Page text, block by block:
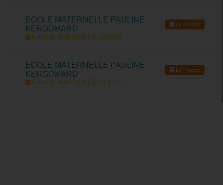
ECOLE MATERNELLE PAULINE
KERGOMARD
Le Pouzin
Lundi 30 Mars 2026 | 10:00:00
ECOLE MATERNELLE PAULINE
KERGOMARD
Le Pouzin
Lundi 30 Mars 2026 | 13:30:00